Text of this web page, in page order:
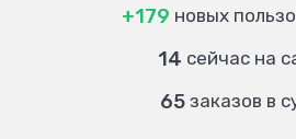
+179 новых
14 сейчас на
65 заказов в